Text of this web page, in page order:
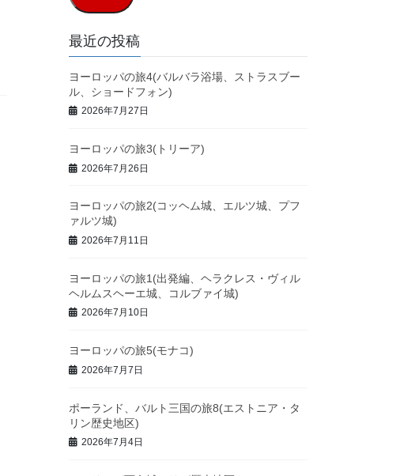
ア
ド
レ
ス
最近の投稿
ヨーロッパの旅4(バルバラ浴場、ストラスブー
ル、ショードフォン)
2026年7月27日
ヨーロッパの旅3(トリーア)
2026年7月26日
ヨーロッパの旅2(コッヘム城、エルツ城、プフ
ァルツ城)
2026年7月11日
ヨーロッパの旅1(出発編、ヘラクレス・ヴィル
ヘルムスヘーエ城、コルブァイ城)
2026年7月10日
ヨーロッパの旅5(モナコ)
2026年7月7日
ポーランド、バルト三国の旅8(エストニア・タ
リン歴史地区)
2026年7月4日